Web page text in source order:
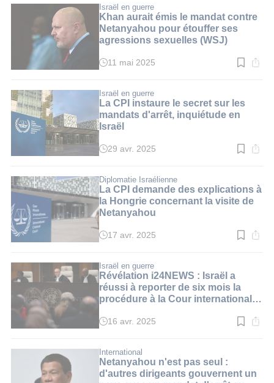
:
3
min.
Israël en guerre
Khan aurait émis le mandat contre
Netanyahou pour étouffer ses
agressions sexuelles (WSJ)
Temps
:
2
min.
11 mai 2025
Israël en guerre
La CPI instaure le secret sur les
mandats d'arrêt, inquiétude en
Israël
Temps
:
2
min.
29 avr. 2025
Diplomatie Israélienne
La CPI demande des explications à
la Hongrie concernant la visite de
Netanyahou
Temps
:
2
min.
17 avr. 2025
Israël en guerre
Révélation i24NEWS : Israël a
réussi à reporter de six mois la
procédure à la Cour internationale
Temps
:
2
min.
16 avr. 2025
International
Netanyahou n'est pas seul :
d'autres dirigeants gouvernent un